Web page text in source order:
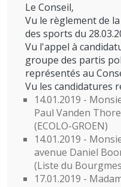
Le Conseil,
Vu le règlement de
des sports du
Vu l'appel à
groupe des partis
représentés au
Vu les candidatures
14.01.2019 -
Paul Vanden
(ECOLO-GROEN)
14.01.2019 -
avenue Daniel
(Liste du
17.01.2019 -